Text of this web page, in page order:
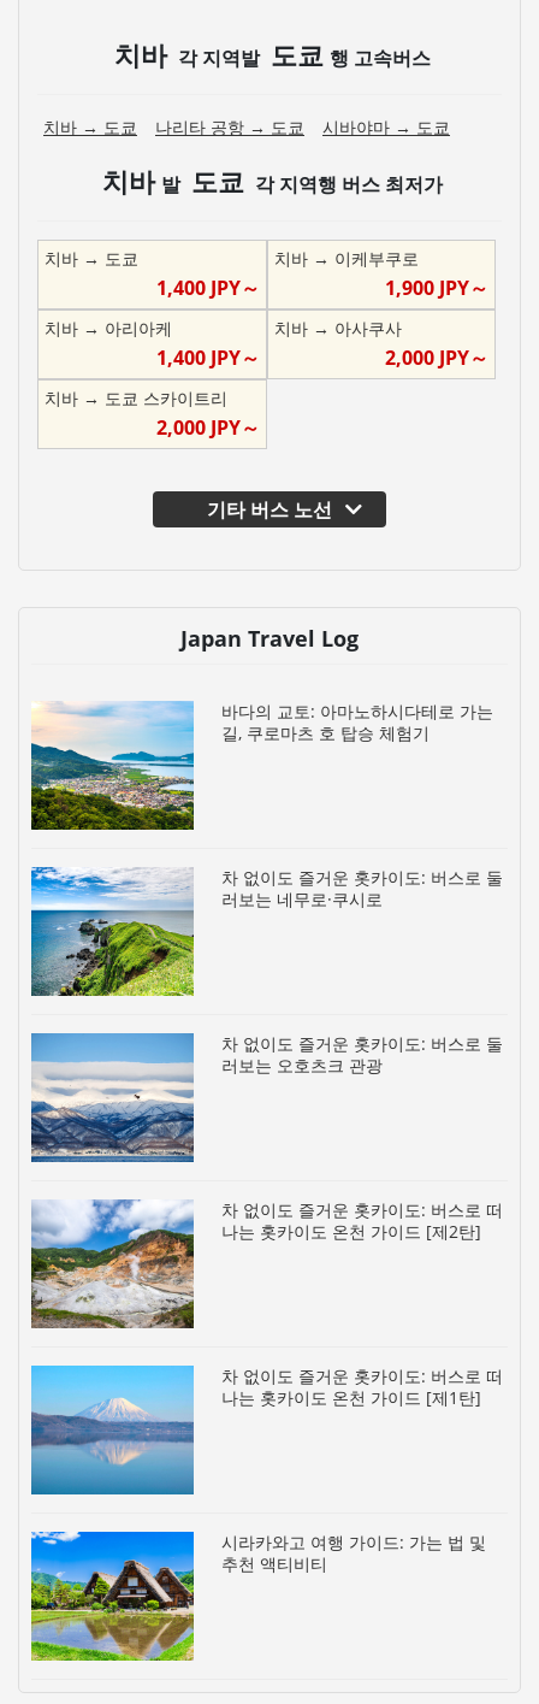
치바 각 지역발 도쿄 행 고속버스
치바 → 도쿄 나리타 공항 → 도쿄 시바야마 → 도쿄
치바 발 도쿄 각 지역행 버스 최저가
치바 → 도쿄
1,400JPY～
치바→ 이케부쿠로
1,900 JPY～
치바 → 아리아케
1,400JPY～
치바→ 아사쿠사
2,000 JPY～
치바 → 도쿄 스카이트리
2,000JPY～
기타 버스 노선
Japan Travel Log
바다의 교토: 아마노하시다테로 가는
길, 쿠로마츠 호 탑승 체험기
차 없이도 즐거운 홋카이도: 버스로 둘
러보는 네무로·쿠시로
차 없이도 즐거운 홋카이도: 버스로 둘
러보는 오호츠크 관광
차 없이도 즐거운 홋카이도: 버스로 떠
나는 홋카이도 온천 가이드 [제2탄]
차 없이도 즐거운 홋카이도: 버스로 떠
나는 홋카이도 온천 가이드 [제1탄]
시라카와고 여행 가이드: 가는 법 및
추천 액티비티